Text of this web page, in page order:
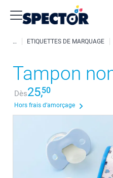
ETIQUETTES DE MARQUAGE
Tampon
Dès25,50
Hors frais d’amorçage